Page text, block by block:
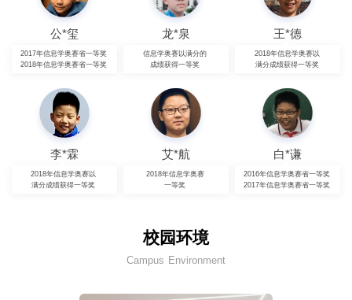
公*玺
2017年信息学奥赛省一等奖
2018年信息学奥赛省一等奖
龙*泉
信息学奥赛以满分的
成绩获得一等奖
王*德
2018年信息学奥赛以
满分成绩获得一等奖
李*霖
2018年信息学奥赛以
满分成绩获得一等奖
艾*航
2018年信息学奥赛
一等奖
白*谦
2016年信息学奥赛省一等奖
2017年信息学奥赛省一等奖
校园环境
Campus Environment